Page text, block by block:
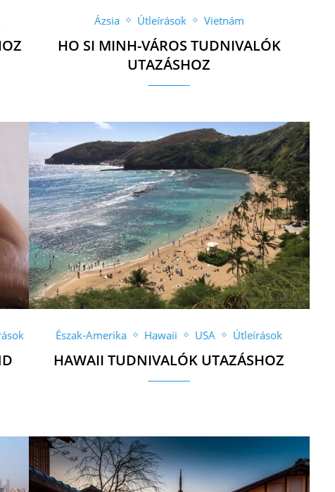
Ázsia Útleírások Vietnám
HO SI MINH-VÁROS TUDNIVALÓK
UTAZÁSHOZ
Észak-Amerika Hawaii USA Útleírások
HAWAII TUDNIVALÓK UTAZÁSHOZ